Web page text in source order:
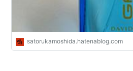
satorukamoshida.hatenablog.com